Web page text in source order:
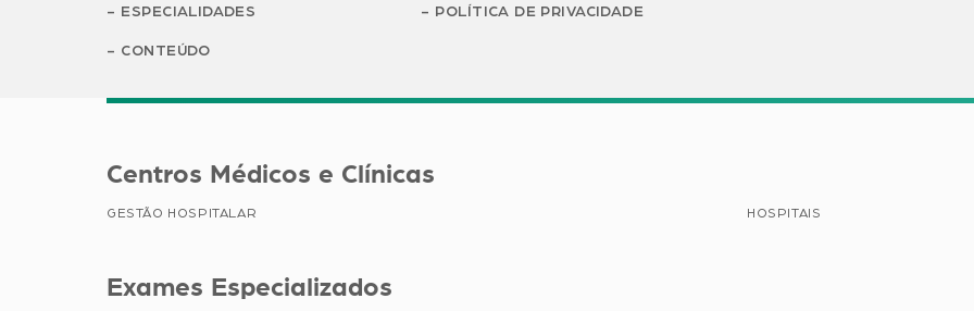
ESPECIALIDADES
CONTEÚDO
POLÍTICA DE PRIVACIDADE
Centros Médicos e Clínicas
GESTÃO HOSPITALAR HOSPITAIS
Exames Especializados